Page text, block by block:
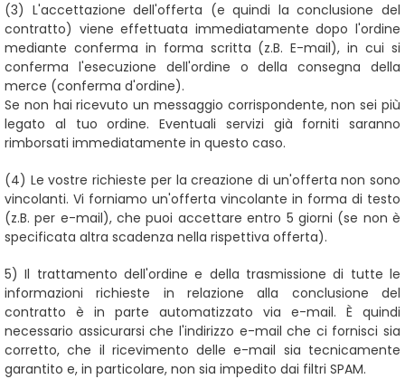
(3) L'accettazione dell'offerta (e quindi la conclusione del
contratto) viene effettuata immediatamente dopo l'ordine
mediante conferma in forma scritta (z.B. E-mail), in cui si
conferma l'esecuzione dell'ordine o della consegna della
merce (conferma d'ordine).
Se non hai ricevuto un messaggio corrispondente, non sei più
legato al tuo ordine. Eventuali servizi già forniti saranno
rimborsati immediatamente in questo caso.
(4) Le vostre richieste per la creazione di un'offerta non sono
vincolanti. Vi forniamo un'offerta vincolante in forma di testo
(z.B. per e-mail), che puoi accettare entro 5 giorni (se non è
specificata altra scadenza nella rispettiva offerta).
5) Il trattamento dell'ordine e della trasmissione di tutte le
informazioni richieste in relazione alla conclusione del
contratto è in parte automatizzato via e-mail. È quindi
necessario assicurarsi che l'indirizzo e-mail che ci fornisci sia
corretto, che il ricevimento delle e-mail sia tecnicamente
garantito e, in particolare, non sia impedito dai filtri SPAM.